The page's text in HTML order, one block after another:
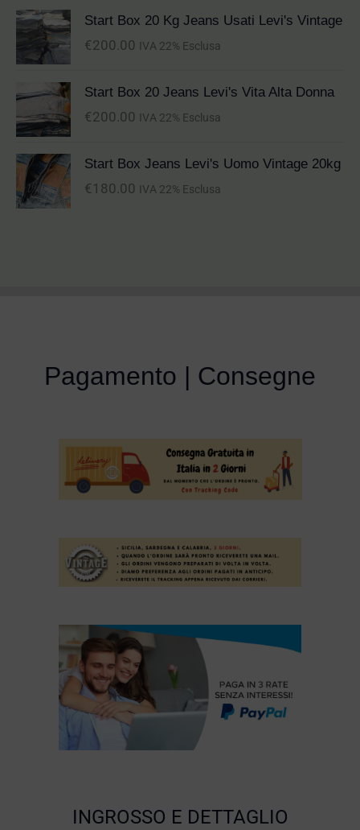
Start Box 20 Kg Jeans Usati Levi's Vintage
€200.00 IVA 22% Esclusa
Start Box 20 Jeans Levi's Vita Alta Donna
€200.00 IVA 22% Esclusa
Start Box Jeans Levi's Uomo Vintage 20kg
€ 180.00 IVA 22% Esclusa
Pagamento | Consegne
INGROSSO E DETTAGLIO